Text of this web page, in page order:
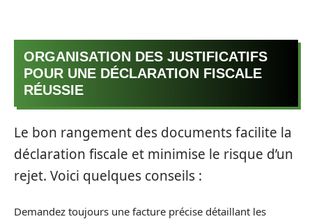
ORGANISATION DES JUSTIFICATIFS
POUR UNE DÉCLARATION FISCALE
RÉUSSIE
Le bon rangement des documents facilite la
déclaration fiscale et minimise le risque d’un
rejet. Voici quelques conseils :
Demandez toujours une facture précise détaillant les